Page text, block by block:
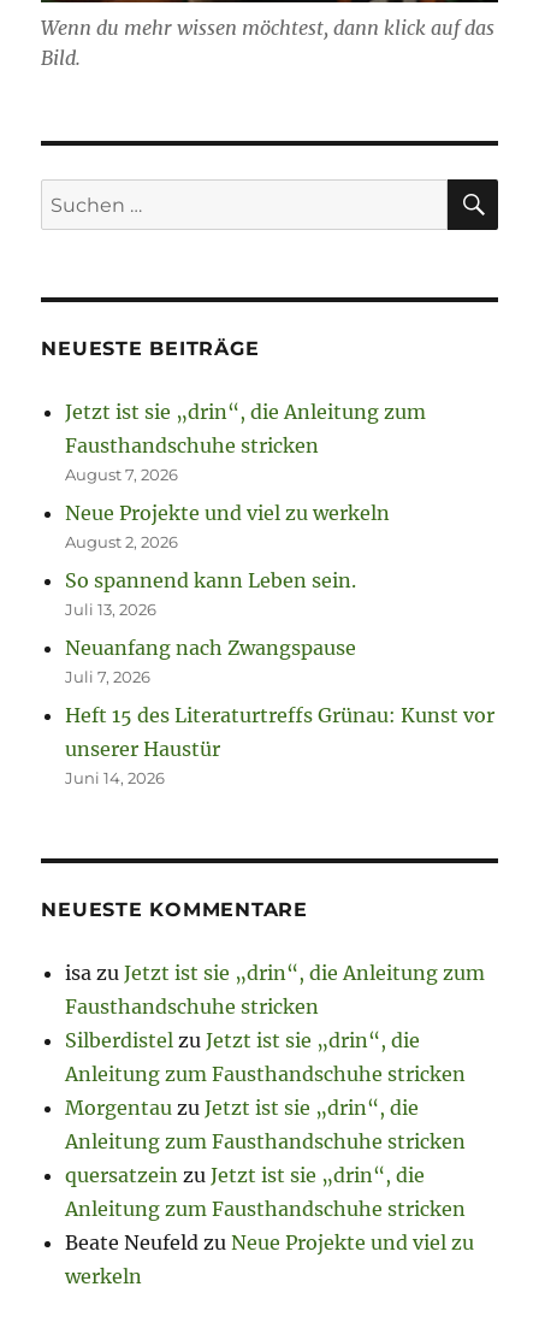
Wenn du mehr wissen möchtest, dann klick auf das
Bild.
Suchen
nach:
NEUESTE BEITRÄGE
Jetzt ist sie „drin“, die Anleitung zum
Fausthandschuhe stricken
August 7, 2026
Neue Projekte und viel zu werkeln
August 2, 2026
So spannend kann Leben sein.
Juli 13, 2026
Neuanfang nach Zwangspause
Juli 7, 2026
Heft 15 des Literaturtreffs Grünau: Kunst vor
unserer Haustür
Juni 14, 2026
NEUESTE KOMMENTARE
isa zuJetzt ist sie „drin“, die Anleitung zum
Fausthandschuhe stricken
Silberdistel zuJetzt ist sie „drin“, die
Anleitung zum Fausthandschuhe stricken
Morgentau zuJetzt ist sie „drin“, die
Anleitung zum Fausthandschuhe stricken
quersatzein zuJetzt ist sie „drin“, die
Anleitung zum Fausthandschuhe stricken
Beate Neufeld zuNeue Projekte und viel zu
werkeln